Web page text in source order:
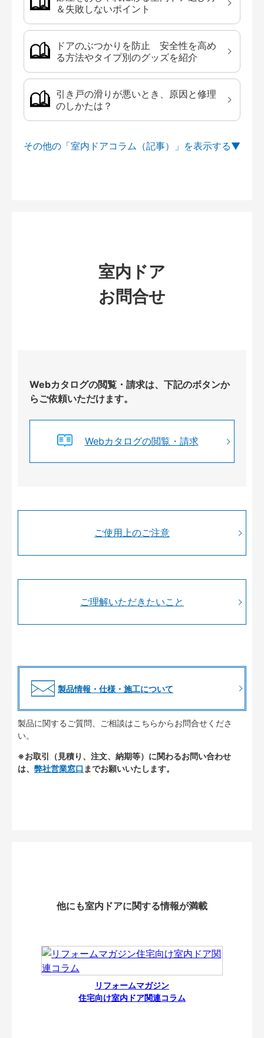
＆失敗しないポイント
ドアのぶつかりを防止 安全性を高め
る方法やタイプ別のグッズを紹介
引き戸の滑りが悪いとき、原因と修理
のしかたは？
その他の「室内ドアコラム（記事）」を
室内ドア
お問合せ
Webカタログの閲覧・請求は、下記のボタンか
らご依頼いただけます。
Webカタログの閲覧・請求
ご使用上のご注意
ご理解いただきたいこと
製品情報・仕様・施工について
製品に関するご質問、ご相談はこちらからお問合せくださ
い。
※お取引（見積り、注文、納期等）に関わるお問い合わせ
は、 弊社営業窓口 までお願いいたします。
他にも室内ドアに関する情報が満載
リフォームマガジン
住宅向け室内ドア関連コラム